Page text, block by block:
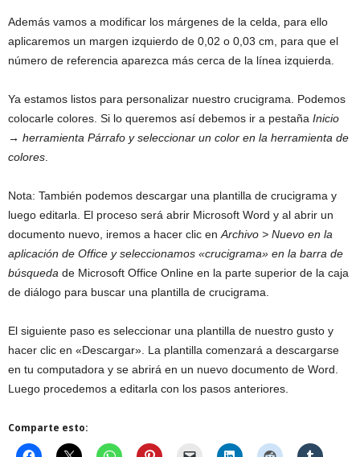
Además vamos a modificar los márgenes de la celda, para ello
aplicaremos un margen izquierdo de 0,02 o 0,03 cm, para que el
número de referencia aparezca más cerca de la línea izquierda.
Ya estamos listos para personalizar nuestro crucigrama. Podemos
colocarle colores. Si lo queremos así debemos ir a pestaña Inicio
→ herramienta Párrafo y seleccionar un color en la herramienta de
colores
Nota: También podemos descargar una plantilla de crucigrama y
luego editarla. El proceso será abrir Microsoft Word y al abrir un
documento nuevo, iremos a hacer clic en Archivo > Nuevo en la
aplicación de Office y seleccionamos «crucigrama» en la barra de
búsqueda de Microsoft Office Online en la parte superior de la caja
de diálogo para buscar una plantilla de crucigrama.
El siguiente paso es seleccionar una plantilla de nuestro gusto y
hacer clic en «Descargar». La plantilla comenzará a descargarse
en tu computadora y se abrirá en un nuevo documento de Word.
Luego procedemos a editarla con los pasos anteriores.
Comparte esto: